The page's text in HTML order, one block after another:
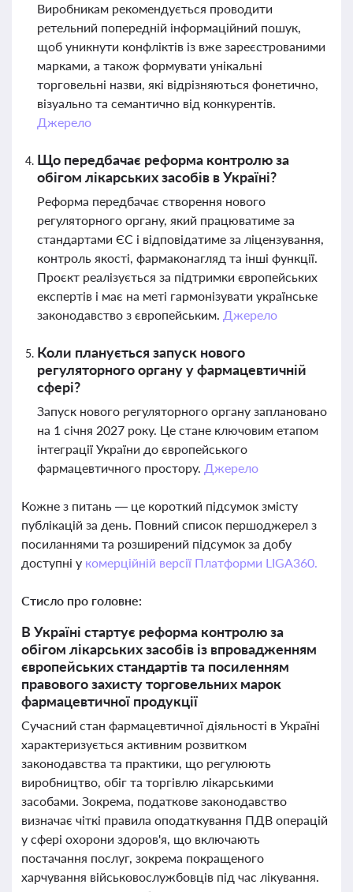
Виробникам рекомендується проводити
ретельний попередній інформаційний пошук,
щоб уникнути конфліктів із вже зареєстрованими
марками, а також формувати унікальні
торговельні назви, які відрізняються фонетично,
візуально та семантично від конкурентів.
Джерело
Що передбачає реформа контролю за
обігом лікарських засобів в Україні?
Реформа передбачає створення нового
регуляторного органу, який працюватиме за
стандартами ЄС і відповідатиме за ліцензування,
контроль якості, фармаконагляд та інші функції.
Проєкт реалізується за підтримки європейських
експертів і має на меті гармонізувати українське
законодавство з європейським. Джерело
Коли планується запуск нового
регуляторного органу у фармацевтичній
сфері?
Запуск нового регуляторного органу заплановано
на 1 січня 2027 року. Це стане ключовим етапом
інтеграції України до європейського
фармацевтичного простору. Джерело
Кожне з питань — це короткий підсумок змісту
публікацій за день. Повний список першоджерел з
посиланнями та розширений підсумок за добу
доступні у комерційній версії Платформи LIGA360.
Стисло про головне:
В Україні стартує реформа контролю за
обігом лікарських засобів із впровадженням
європейських стандартів та посиленням
правового захисту торговельних марок
фармацевтичної продукції
Сучасний стан фармацевтичної діяльності в Україні
характеризується активним розвитком
законодавства та практики, що регулюють
виробництво, обіг та торгівлю лікарськими
засобами. Зокрема, податкове законодавство
визначає чіткі правила оподаткування ПДВ операцій
у сфері охорони здоров'я, що включають
постачання послуг, зокрема покращеного
харчування військовослужбовців під час лікування.